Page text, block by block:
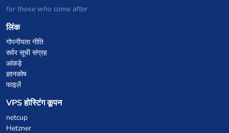
for those who come after
लिंक
गोपनीयता नीति
सर्वर सूची संग्रह
आंकड़े
ज्ञानकोष
फाइलें
VPS होस्टिंग कूपन
netcup
Hetzner